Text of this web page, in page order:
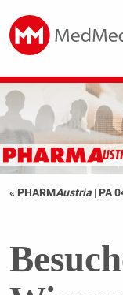
« PHARMAustria | PA